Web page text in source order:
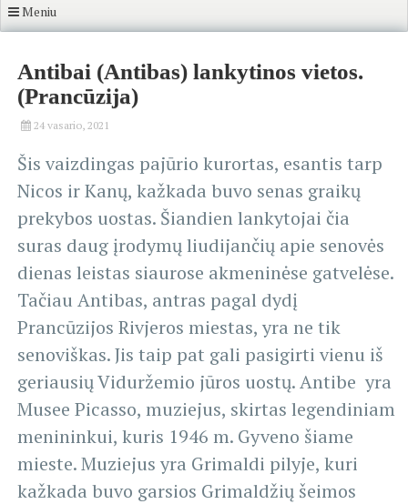
Meniu
Antibai (Antibas) lankytinos vietos.
(Prancūzija)
24 vasario, 2021
Šis vaizdingas pajūrio kurortas, esantis tarp
Nicos ir Kanų, kažkada buvo senas graikų
prekybos uostas. Šiandien lankytojai čia
suras daug įrodymų liudijančių apie senovės
dienas leistas siaurose akmeninėse gatvelėse.
Tačiau Antibas, antras pagal dydį
Prancūzijos Rivjeros miestas, yra ne tik
senoviškas. Jis taip pat gali pasigirti vienu iš
geriausių Viduržemio jūros uostų. Antibe yra
Musee Picasso, muziejus, skirtas legendiniam
menininkui, kuris 1946 m. Gyveno šiame
mieste. Muziejus yra Grimaldi pilyje, kuri
kažkada buvo garsios Grimaldžių šeimos